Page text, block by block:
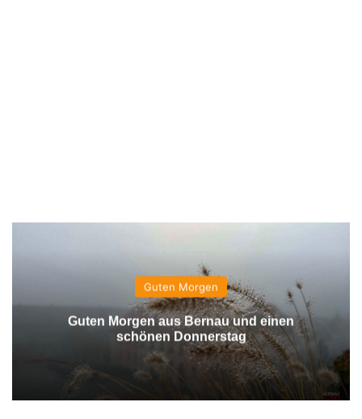
Guten Morgen
Guten Morgen aus Bernau und einen
schönen Donnerstag